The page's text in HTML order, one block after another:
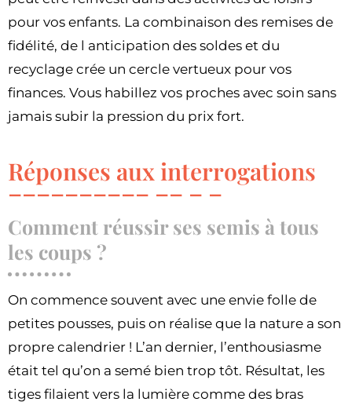
pour vos enfants. La combinaison des remises de
fidélité, de l anticipation des soldes et du
recyclage crée un cercle vertueux pour vos
finances. Vous habillez vos proches avec soin sans
jamais subir la pression du prix fort.
Réponses aux interrogations
Comment réussir ses semis à tous
les coups ?
On commence souvent avec une envie folle de
petites pousses, puis on réalise que la nature a son
propre calendrier ! L’an dernier, l’enthousiasme
était tel qu’on a semé bien trop tôt. Résultat, les
tiges filaient vers la lumière comme des bras